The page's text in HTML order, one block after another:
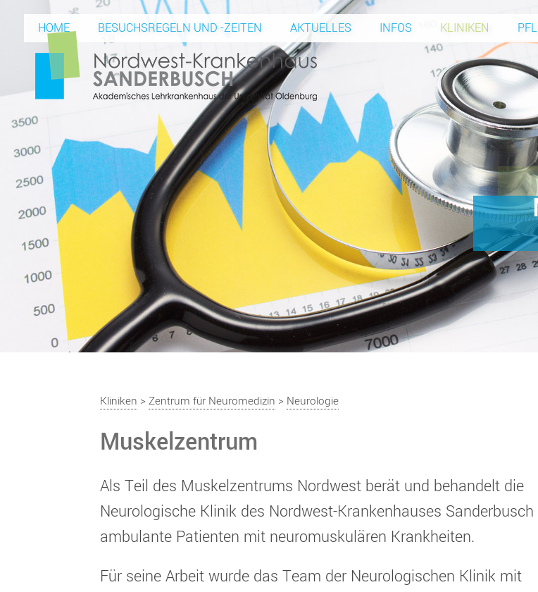
HOME BESUCHSREGELN UND -ZEITEN AKTUELLES INFOS KLINIKEN
Kliniken >Zentrum für Neuromedizin > Neurologie
Muskelzentrum
Als Teil des Muskelzentrums Nordwest berät und behandelt die
Neurologische Klinik des Nordwest-Krankenhauses Sanderbusch
ambulante Patienten mit neuromuskulären Krankheiten.
Für seine Arbeit wurde das Team der Neurologischen Klinik mit